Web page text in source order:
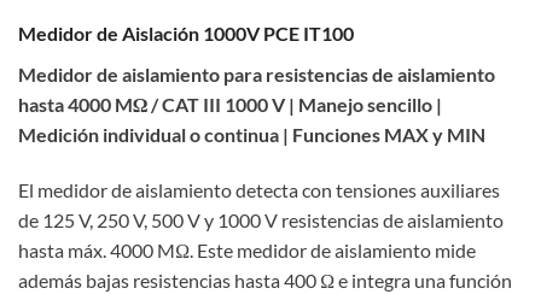
Medidor de Aislación 1000V PCE IT100
Medidor de aislamiento para resistencias de aislamiento
hasta 4000 MΩ / CAT III 1000 V | Manejo sencillo |
Medición individual o continua | Funciones MAX y MIN
El medidor de aislamiento detecta con tensiones auxiliares
de 125 V, 250 V, 500 V y 1000 V resistencias de aislamiento
hasta máx. 4000 MΩ. Este medidor de aislamiento mide
además bajas resistencias hasta 400 Ω e integra una función